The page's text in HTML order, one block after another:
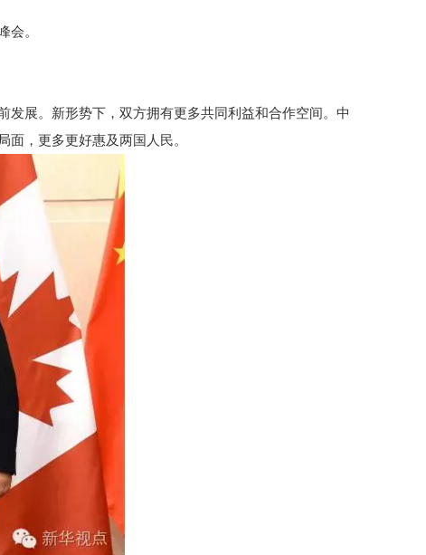
会。
展。新形势下，双方拥有更多共同利益和合作空间。中
，更多更好惠及两国人民。